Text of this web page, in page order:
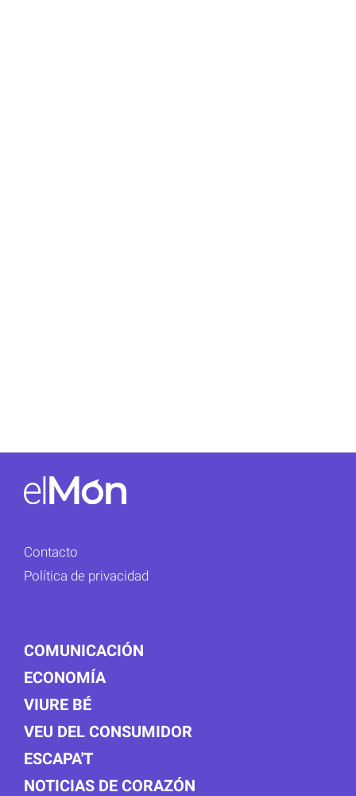
Contacto
Política de privacidad
COMUNICACIÓN
ECONOMÍA
VIURE BÉ
VEU DEL CONSUMIDOR
ESCAPA'T
NOTICIAS DE CORAZÓN